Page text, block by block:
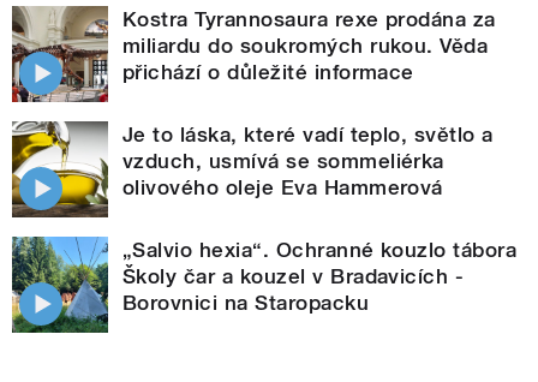
Kostra Tyrannosaura rexe prodána za
miliardu do soukromých rukou. Věda
přichází o důležité informace
Je to láska, které vadí teplo, světlo a
vzduch, usmívá se sommeliérka
olivového oleje Eva Hammerová
„Salvio hexia“. Ochranné kouzlo tábora
Školy čar a kouzel v Bradavicích -
Borovnici na Staropacku